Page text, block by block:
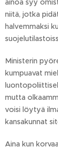
ainoa syy
niitä, jotka
halvemmaksi
Ministerin
kumpuavat
mutta
voisi löytyä
kansakunnat
Aina kun